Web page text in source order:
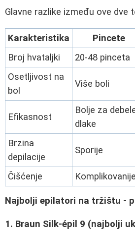
Glavne razlike između ove dve
Karakteristika Pincete
Broj hvataljki
20-48 pinceta
Osetljivost na
bol
Više boli
Efikasnost
Bolje za
dlake
Brzina
depilacije
Sporije
Čišćenje Komplikovanije
Najbolji epilatori na tržištu -
1. Braun Silk-épil 9 (najbolji